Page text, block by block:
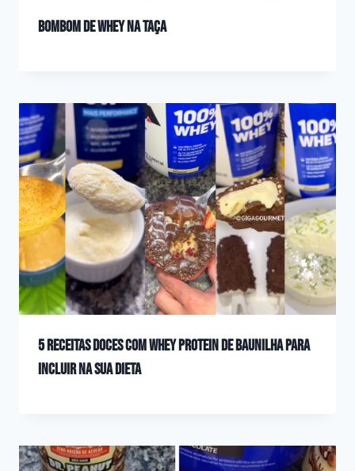
Bombom de whey na taça
5 Receitas Doces com Whey Protein de Baunilha para
Incluir na Sua Dieta